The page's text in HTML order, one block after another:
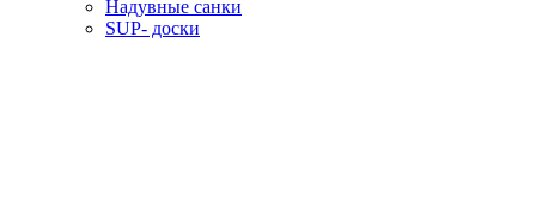
Надувные санки
SUP- доски